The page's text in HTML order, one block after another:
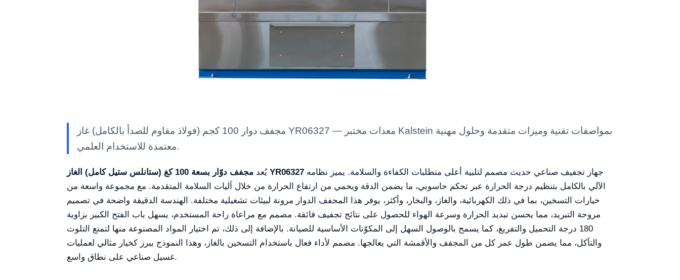
مجفف دوار 100 كجم (فولاذ مقاوم للصدأ بالكامل) غاز YR06327 — معدات مختبر Kalstein بمواصفات تقنية وميزات متقدمة وحلول مهنية
معتمدة للاستخدام العلمي.
يُعد مجفف دوّار بسعة 100 كغ (ستانلس ستيل كامل) الغاز YR06327
الآلي بالكامل بتنظيم درجة الحرارة عبر تحكم حاسوبي، ما يضمن الدقة ويحمي من ارتفاع الحرارة من خلال آليات السلامة المتقدمة. مع مجموعة واسعة من
خيارات التسخين، بما في ذلك الكهربائية، والغاز، والبخار، وأكثر، يوفر هذا المجفف الدوار مرونة لبيئات تشغيلية مختلفة. الهندسة الدقيقة واضحة في تصميم
مروحة التبريد، مما يحسن تبديد الحرارة وسرعة الهواء للحصول على نتائج تجفيف فائقة. مصمم مع مراعاة راحة المستخدم، يسهل باب الفتح الكبير بزاوية
180 درجة التحميل والتفريغ، كما يسمح بالوصول السهل إلى المكوّنات الأساسية للصيانة. بالإضافة إلى ذلك، تم اختيار المواد المصنوعة منها لتمنع التلوث
والتآكل، مما يضمن طول عمر كل من المجفف والأقمشة التي يعالجها. مصمم لأداء فعال باستخدام التسخين بالغاز، وهذا النموذج يبرز كخيار مثالي لعمليات
غسيل صناعي على نطاق واسع.